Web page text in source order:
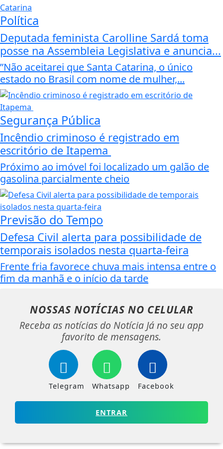
Política
Deputada feminista Carolline Sardá toma
posse na Assembleia Legislativa e anuncia...
”Não aceitarei que Santa Catarina, o único
estado no Brasil com nome de mulher,...
Segurança Pública
Incêndio criminoso é registrado em
escritório de Itapema
Próximo ao imóvel foi localizado um galão de
gasolina parcialmente cheio
Previsão do Tempo
Defesa Civil alerta para possibilidade de
temporais isolados nesta quarta-feira
Frente fria favorece chuva mais intensa entre o
fim da manhã e o início da tarde
NOSSAS NOTÍCIAS NO CELULAR
Receba as notícias do Notícia Já no seu app
favorito de mensagens.
Telegram Whatsapp Facebook
ENTRAR